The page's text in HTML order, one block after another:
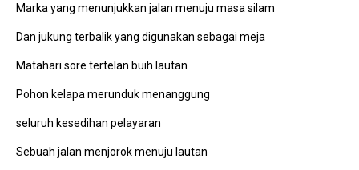
Marka yang menunjukkan jalan menuju masa silam
Dan jukung terbalik yang digunakan sebagai meja
Matahari sore tertelan buih lautan
Pohon kelapa merunduk menanggung
seluruh kesedihan pelayaran
Sebuah jalan menjorok menuju lautan